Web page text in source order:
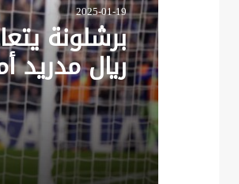
2025-01-19
برشلونة
ريال مدريد
لخطف صدارة